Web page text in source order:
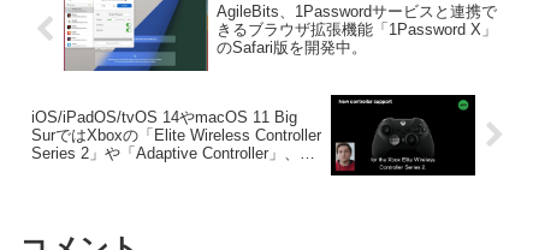
AgileBits、1Passwordサービスと連携で
きるブラウザ拡張機能「1Password X」
のSafari版を開発中。
iOS/iPadOS/tvOS 14やmacOS 11 Big
SurではXboxの「Elite Wireless Controller
Series 2」や「Adaptive Controller」、モ